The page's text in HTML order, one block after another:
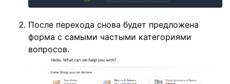
После перехода снова будет предложена
форма с самыми частыми категориями
вопросов.